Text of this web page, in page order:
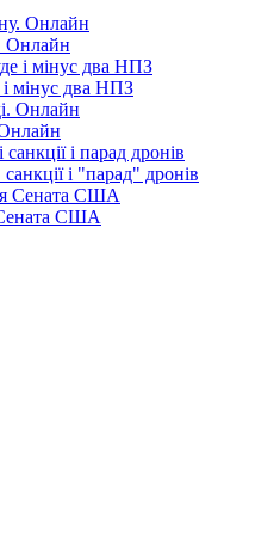
Онлайн
мінус два НПЗ
і "парад" дронів
Сената США